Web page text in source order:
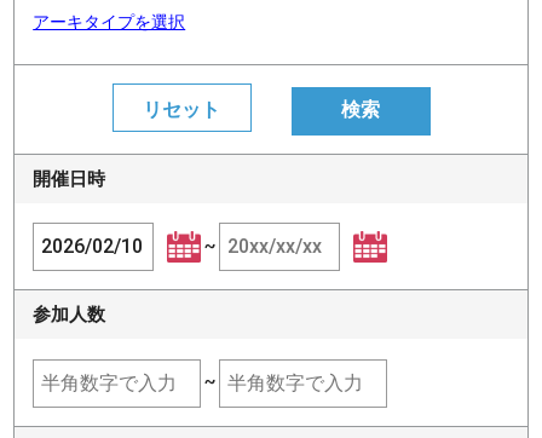
アーキタイプを選択
開催日時
~
参加人数
~